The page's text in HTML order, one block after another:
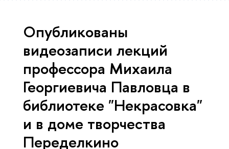
Опубликованы
видеозаписи лекций
профессора Михаила
Георгиевича Павловца в
библиотеке "Некрасовка"
и в доме творчества
Переделкино